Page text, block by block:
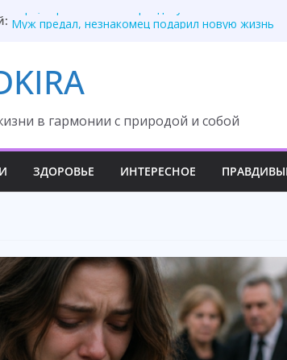
Кира, странно… Я смотрю документы и не
Я на даче пахал! — кричал муж. А я рассматр
Она два года рога носит, — усмехнулась
в гармонии с природой и собой
ЗДОРОВЬЕ ИНТЕРЕСНОЕ